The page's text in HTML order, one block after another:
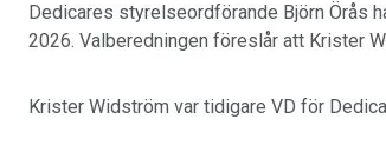
Dedicares styrelseordförande Björn Örås
2026. Valberedningen föreslår att Krister
Krister Widström var tidigare VD för